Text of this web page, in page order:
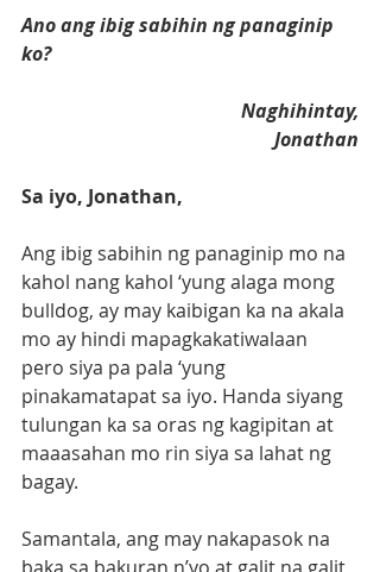
Ano ang ibig sabihin ng panaginip
ko?
Naghihintay,
Jonathan
Sa iyo, Jonathan,
Ang ibig sabihin ng panaginip mo na
kahol nang kahol ‘yung alaga mong
bulldog, ay may kaibigan ka na akala
mo ay hindi mapagkakatiwalaan
pero siya pa pala ‘yung
pinakamatapat sa iyo. Handa siyang
tulungan ka sa oras ng kagipitan at
maaasahan mo rin siya sa lahat ng
bagay.
Samantala, ang may nakapasok na